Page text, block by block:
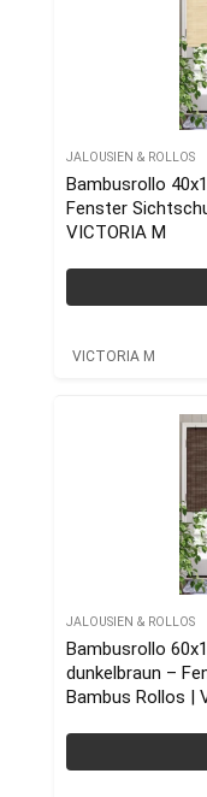
JALOUSIEN & ROLLOS
Bambusrollo
Fenster
VICTORIA M
VICTORIA M
JALOUSIEN & ROLLOS
Bambusrollo
dunkelbraun –
Bambus Rollos |